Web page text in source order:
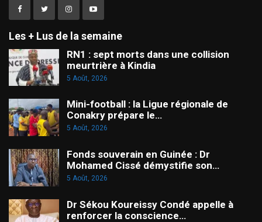
Les + Lus de la semaine
RN1 : sept morts dans une collision
meurtrière à Kindia
5 Août, 2026
Mini-football : la Ligue régionale de
Conakry prépare le…
5 Août, 2026
Fonds souverain en Guinée : Dr
Mohamed Cissé démystifie son…
5 Août, 2026
Dr Sékou Koureissy Condé appelle à
renforcer la conscience…